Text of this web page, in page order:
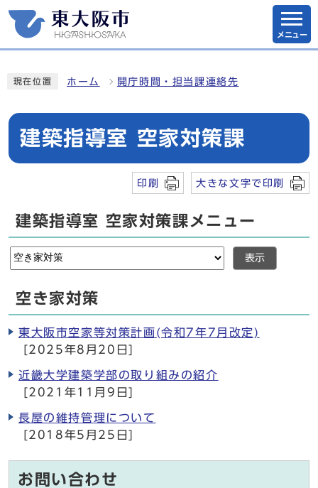
メニュー
現在位置 ホーム 開庁時間・担当課連絡先
建築指導室 空家対策課
印刷 大きな文字で印刷
建築指導室 空家対策課メニュー
表示
空き家対策
東大阪市空家等対策計画(令和7年7月改定)
[2025年8月20日]
近畿大学建築学部の取り組みの紹介
[2021年11月9日]
長屋の維持管理について
[2018年5月25日]
お問い合わせ